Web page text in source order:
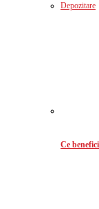
Depozitare
Ce